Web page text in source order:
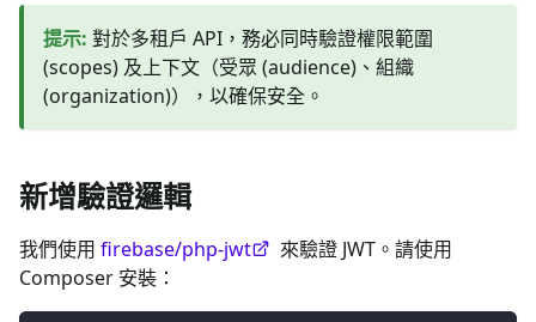
提示: 對於多租戶 API，務必同時驗證權限範圍
(scopes) 及上下文（受眾 (audience)、組織
(organization)），以確保安全。
新增驗證邏輯
我們使用 firebase/php-jwt
來驗證 JWT。請使用
Composer 安裝：